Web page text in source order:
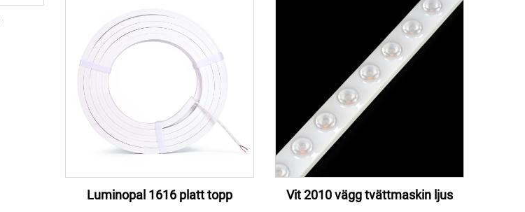
Luminopal 1616 platt topp Vit 2010 vägg tvättmaskin ljus